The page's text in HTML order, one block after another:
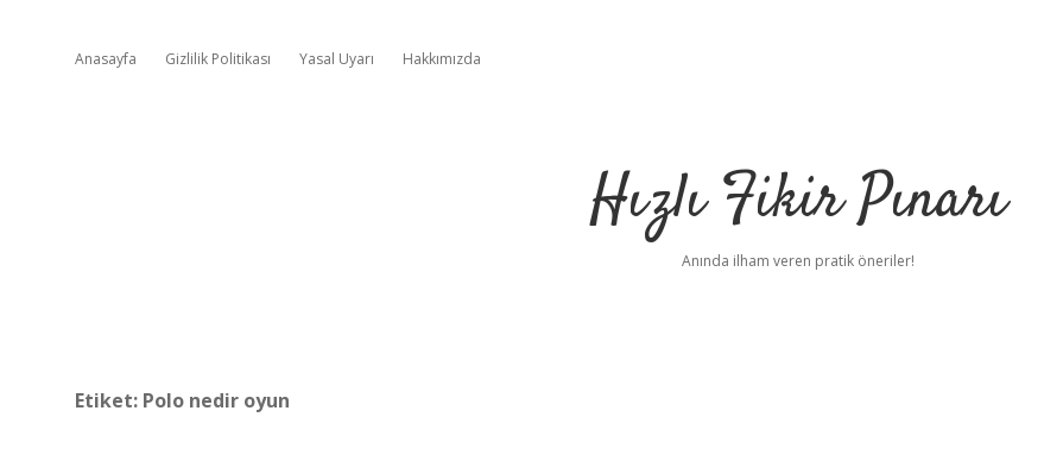
Anasayfa Gizlilik Politikası Yasal Uyarı Hakkımızda
Hızlı Fikir Pınarı
Anında ilham veren pratik öneriler!
Etiket: Polo nedir oyun